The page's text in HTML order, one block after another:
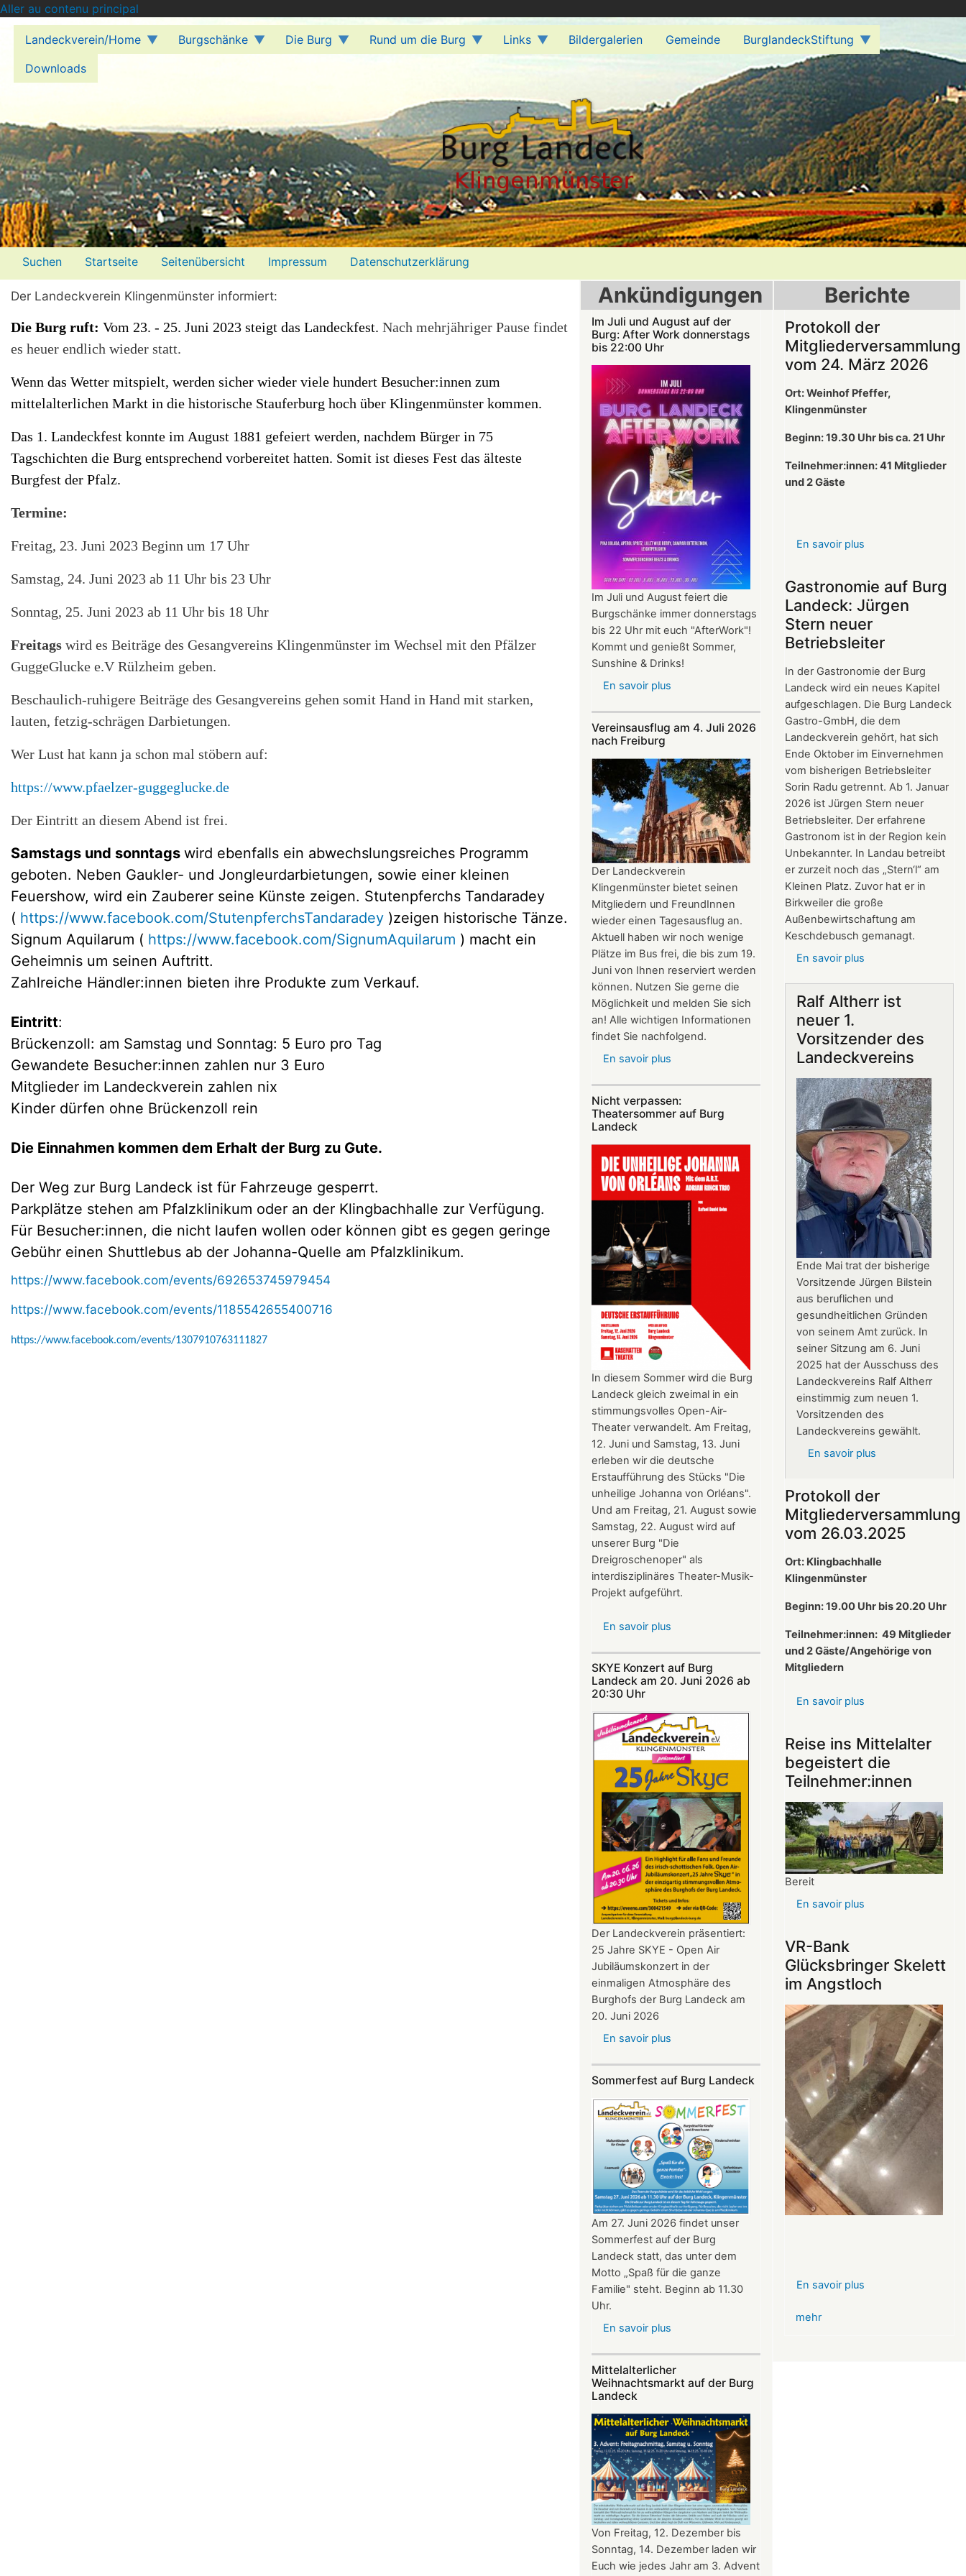
Aller au contenu principal
Landeckverein/Home Burgschänke Die Burg Rund um die Burg Links Bildergalerien Gemeinde
BurglandeckStiftung
Downloads
Menü2
Suchen Startseite Seitenübersicht Impressum Datenschutzerklärung
Der Landeckverein Klingenmünster informiert:
Die Burg ruft: Vom 23. - 25. Juni 2023 steigt das Landeckfest. Nach mehrjähriger Pause findet
es heuer endlich wieder statt.
Wenn das Wetter mitspielt, werden sicher wieder viele hundert Besucher:innen zum
mittelalterlichen Markt in die historische Stauferburg hoch über Klingenmünster kommen.
Das 1. Landeckfest konnte im August 1881 gefeiert werden, nachdem Bürger in 75
Tagschichten die Burg entsprechend vorbereitet hatten. Somit ist dieses Fest das älteste
Burgfest der Pfalz.
Termine:
Freitag, 23. Juni 2023 Beginn um 17 Uhr
Samstag, 24. Juni 2023 ab 11 Uhr bis 23 Uhr
Sonntag, 25. Juni 2023 ab 11 Uhr bis 18 Uhr
Freitags wird es Beiträge des Gesangvereins Klingenmünster im Wechsel mit den Pfälzer
GuggeGlucke e.V Rülzheim geben.
Beschaulich-ruhigere Beiträge des Gesangvereins gehen somit Hand in Hand mit starken,
lauten, fetzig-schrägen Darbietungen.
Wer Lust hat kann ja schon mal stöbern auf:
https://www.pfaelzer-guggeglucke.de
Der Eintritt an diesem Abend ist frei.
Samstags und sonntags wird ebenfalls ein abwechslungsreiches Programm
geboten. Neben Gaukler- und Jongleurdarbietungen, sowie einer kleinen
Feuershow, wird ein Zauberer seine Künste zeigen. Stutenpferchs Tandaradey
( https://www.facebook.com/StutenpferchsTandaradey )zeigen historische Tänze.
Signum Aquilarum ( https://www.facebook.com/SignumAquilarum ) macht ein
Geheimnis um seinen Auftritt.
Zahlreiche Händler:innen bieten ihre Produkte zum Verkauf.
Eintritt:
Brückenzoll: am Samstag und Sonntag: 5 Euro pro Tag
Gewandete Besucher:innen zahlen nur 3 Euro
Mitglieder im Landeckverein zahlen nix
Kinder dürfen ohne Brückenzoll rein
Die Einnahmen kommen dem Erhalt der Burg zu Gute.
Der Weg zur Burg Landeck ist für Fahrzeuge gesperrt.
Parkplätze stehen am Pfalzklinikum oder an der Klingbachhalle zur Verfügung.
Für Besucher:innen, die nicht laufen wollen oder können gibt es gegen geringe
Gebühr einen Shuttlebus ab der Johanna-Quelle am Pfalzklinikum.
https://www.facebook.com/events/692653745979454
https://www.facebook.com/events/1185542655400716
https://www.facebook.com/events/1307910763111827
Ankündigungen
Im Juli und August auf der
Burg: After Work donnerstags
bis 22:00 Uhr
Im Juli und August feiert die
Burgschänke immer donnerstags
bis 22 Uhr mit euch "AfterWork"!
Kommt und genießt Sommer,
Sunshine & Drinks!
En savoir plus
und
auf
der
Burg:
After
Work
donnerstags
bis
22:00
Uhr
Vereinsausflug am 4. Juli 2026
nach Freiburg
Der Landeckverein
Klingenmünster bietet seinen
Mitgliedern und FreundInnen
wieder einen Tagesausflug an.
Aktuell haben wir noch wenige
Plätze im Bus frei, die bis zum 19.
Juni von Ihnen reserviert werden
können. Nutzen Sie gerne die
Möglichkeit und melden Sie sich
an! Alle wichtigen Informationen
findet Sie nachfolgend.
En savoir plus
4.
2026
nach
Freiburg
Nicht verpassen:
Theatersommer auf Burg
Landeck
In diesem Sommer wird die Burg
Landeck gleich zweimal in ein
stimmungsvolles Open-Air-
Theater verwandelt. Am Freitag,
12. Juni und Samstag, 13. Juni
erleben wir die deutsche
Erstaufführung des Stücks "Die
unheilige Johanna von Orléans".
Und am Freitag, 21. August sowie
Samstag, 22. August wird auf
unserer Burg "Die
Dreigroschenoper" als
interdisziplinäres Theater-Musik-
Projekt aufgeführt.
En savoir plus
Theatersommer
Landeck
SKYE Konzert auf Burg
Landeck am 20. Juni 2026 ab
20:30 Uhr​​​​​​​​​​​​​​
Der Landeckverein präsentiert:
25 Jahre SKYE - Open Air
Jubiläumskonzert in der
einmaligen Atmosphäre des
Burghofs der Burg Landeck am
20. Juni 2026
En savoir plus
auf
Burg
Landeck
am
20.
Juni
2026
ab
20:30
Uhr​​​​​​​​​​​​​​
Sommerfest auf Burg Landeck
Am 27. Juni 2026 findet unser
Sommerfest auf der Burg
Landeck statt, das unter dem
Motto „Spaß für die ganze
Familie" steht. Beginn ab 11.30
Uhr.
En savoir plus
Burg
Mittelalterlicher
Weihnachtsmarkt auf der Burg
Landeck
Von Freitag, 12. Dezember bis
Sonntag, 14. Dezember laden wir
Euch wie jedes Jahr am 3. Advent
Berichte
Protokoll der
Mitgliederversammlung
vom 24. März 2026
Ort: Weinhof Pfeffer,
Klingenmünster
Beginn: 19.30 Uhr bis ca. 21 Uhr
Teilnehmer:innen: 41 Mitglieder
und 2 Gäste
En savoir plus
der
vom
24.
März
Gastronomie auf Burg
Landeck: Jürgen
Stern neuer
Betriebsleiter
In der Gastronomie der Burg
Landeck wird ein neues Kapitel
aufgeschlagen. Die Burg Landeck
Gastro-GmbH, die dem
Landeckverein gehört, hat sich
Ende Oktober im Einvernehmen
vom bisherigen Betriebsleiter
Sorin Radu getrennt. Ab 1. Januar
2026 ist Jürgen Stern neuer
Betriebsleiter. Der erfahrene
Gastronom ist in der Region kein
Unbekannter. In Landau betreibt
er zurzeit noch das „Stern‘l“ am
Kleinen Platz. Zuvor hat er in
Birkweiler die große
Außenbewirtschaftung am
Keschdebusch gemanagt.
En savoir plus
Burg
Jürgen
Stern
Betriebsleiter
Ralf Altherr ist
neuer 1.
Vorsitzender des
Landeckvereins
Ende Mai trat der bisherige
Vorsitzende Jürgen Bilstein
aus beruflichen und
gesundheitlichen Gründen
von seinem Amt zurück. In
seiner Sitzung am 6. Juni
2025 hat der Ausschuss des
Landeckvereins Ralf Altherr
einstimmig zum neuen 1.
Vorsitzenden des
Landeckvereins gewählt.
En savoir plus
ist
neuer
1.
des
Protokoll der
Mitgliederversammlung
vom 26.03.2025
Ort: Klingbachhalle
Klingenmünster
Beginn: 19.00 Uhr bis 20.20 Uhr
Teilnehmer:innen: 49 Mitglieder
und 2 Gäste/Angehörige von
Mitgliedern
En savoir plus
der
vom
26.03.2025
Reise ins Mittelalter
begeistert die
Teilnehmer:innen
Bereit
En savoir plus
begeistert
die
Teilnehmer:innen
VR-Bank
Glücksbringer Skelett
im Angstloch
En savoir plus
mehr